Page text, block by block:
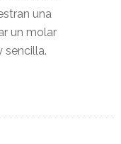
una
un molar
sencilla.